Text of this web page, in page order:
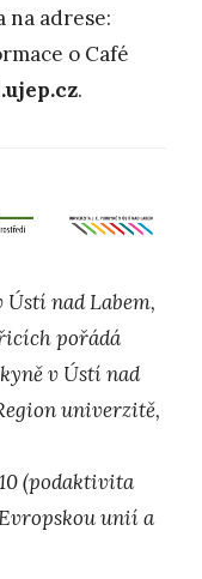
na adrese:
o Café
.
Ústí nad Labem,
pořádá
v Ústí nad
univerzitě,
(podaktivita
unií a